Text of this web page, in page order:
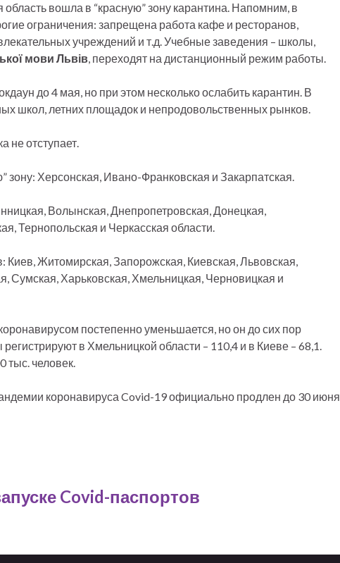
вошла в “красную” зону карантина. Напомним, в
ограничения: запрещена работа кафе и ресторанов,
учреждений и т.д. Учебные заведения – школы,
мови Львів, переходят на дистанционный режим работы.
до 4 мая, но при этом несколько ослабить карантин. В
школ, летних площадок и непродовольственных рынков.
не отступает.
зону: Херсонская, Ивано-Франковская и Закарпатская.
Волынская, Днепропетровская, Донецкая,
Тернопольская и Черкасская области.
Киев, Житомирская, Запорожская, Киевская, Львовская,
Сумская, Харьковская, Хмельницкая, Черновицкая и
постепенно уменьшается, но он до сих пор
в Хмельницкой области – 110,4 и в Киеве – 68,1.
тыс. человек.
коронавируса Covid-19 официально продлен до 30 июня
Covid-паспортов